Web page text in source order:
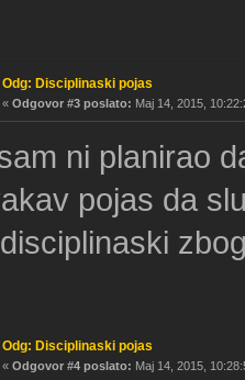
Odg: Disciplinaski pojas
« Odgovor #3 poslato: Maj 14, 2015,
ni planirao
pojas da
Odg: Disciplinaski pojas
« Odgovor #4 poslato: Maj 14, 2015,